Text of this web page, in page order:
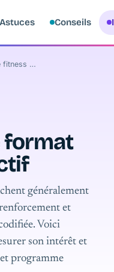
Conseils
collectif
format
généralement
et
Voici
son intérêt et
et programme